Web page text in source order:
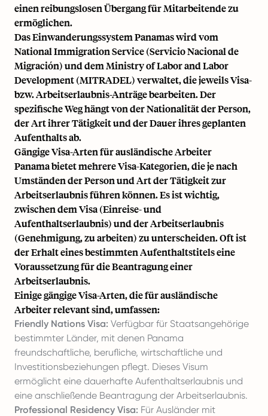
einen reibungslosen Übergang für Mitarbeitende zu
ermöglichen.
Das Einwanderungssystem Panamas wird vom
National Immigration Service (Servicio Nacional de
Migración) und dem Ministry of Labor and Labor
Development (MITRADEL) verwaltet, die jeweils Visa-
bzw. Arbeitserlaubnis-Anträge bearbeiten. Der
spezifische Weg hängt von der Nationalität der Person,
der Art ihrer Tätigkeit und der Dauer ihres geplanten
Aufenthalts ab.
Gängige Visa-Arten für ausländische Arbeiter
Panama bietet mehrere Visa-Kategorien, die je nach
Umständen der Person und Art der Tätigkeit zur
Arbeitserlaubnis führen können. Es ist wichtig,
zwischen dem Visa (Einreise- und
Aufenthaltserlaubnis) und der Arbeitserlaubnis
(Genehmigung, zu arbeiten) zu unterscheiden. Oft ist
der Erhalt eines bestimmten Aufenthaltstitels eine
Voraussetzung für die Beantragung einer
Arbeitserlaubnis.
Einige gängige Visa-Arten, die für ausländische
Arbeiter relevant sind, umfassen:
Friendly Nations Visa: Verfügbar für Staatsangehörige
bestimmter Länder, mit denen Panama
freundschaftliche, berufliche, wirtschaftliche und
Investitionsbeziehungen pflegt. Dieses Visum
ermöglicht eine dauerhafte Aufenthaltserlaubnis und
eine anschließende Beantragung der Arbeitserlaubnis.
Professional Residency Visa: Für Ausländer mit